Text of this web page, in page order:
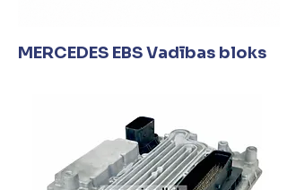
MERCEDES EBS Vadības bloks